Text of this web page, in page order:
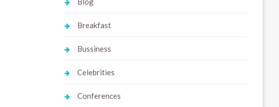
Breakfast
Bussiness
Celebrities
Conferences